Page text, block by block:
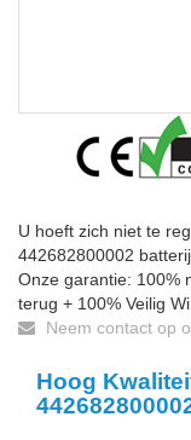
U hoeft zich niet te
442682800002
Onze garantie: 100%
terug + 100% Veilig
Neem contact op
Hoog